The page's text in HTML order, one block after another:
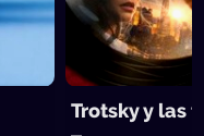
Trotsky y las